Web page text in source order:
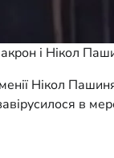
і Нікол
Нікол
в